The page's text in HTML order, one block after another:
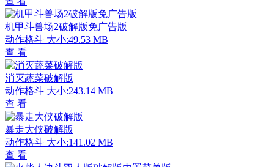
机甲斗兽场2破解版免广告版
动作格斗 大小:49.53 MB
查 看
消灭蔬菜破解版
动作格斗 大小:243.14 MB
查 看
暴走大侠破解版
动作格斗 大小:141.02 MB
查 看